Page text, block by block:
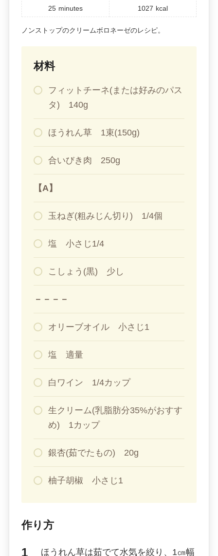
25 minutes
1027 kcal
ノンストップのクリームボロネーゼのレシピ。
材料
フィットチーネ(または好みのパス
タ) 140g
ほうれん草 1束(150g)
合いびき肉 250g
【A】
玉ねぎ(粗みじん切り) 1/4個
塩 小さじ1/4
こしょう(黒) 少し
－－－－
オリーブオイル 小さじ1
塩 適量
白ワイン 1/4カップ
生クリーム(乳脂肪分35%がおすす
め) 1カップ
銀杏(茹でたもの) 20g
柚子胡椒 小さじ1
作り方
ほうれん草は茹でて水気を絞り、1㎝幅